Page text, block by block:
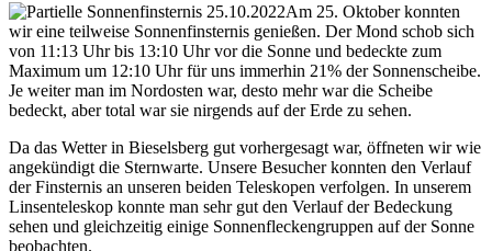
Am 25. Oktober konnten
wir eine teilweise Sonnenfinsternis genießen. Der Mond schob sich
von 11:13 Uhr bis 13:10 Uhr vor die Sonne und bedeckte zum
Maximum um 12:10 Uhr für uns immerhin 21% der Sonnenscheibe.
Je weiter man im Nordosten war, desto mehr war die Scheibe
bedeckt, aber total war sie nirgends auf der Erde zu sehen.
Da das Wetter in Bieselsberg gut vorhergesagt war, öffneten wir wie
angekündigt die Sternwarte. Unsere Besucher konnten den Verlauf
der Finsternis an unseren beiden Teleskopen verfolgen. In unserem
Linsenteleskop konnte man sehr gut den Verlauf der Bedeckung
sehen und gleichzeitig einige Sonnenfleckengruppen auf der Sonne
beobachten.